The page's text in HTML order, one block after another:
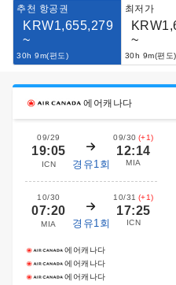
추천 항공권
KRW1,655,279
~
30h 9m(편도)
최저가
~
30h 9m(편도)
에어캐나다
09/29
19:05
ICN 경유1회
09/30 (+1)
12:14
MIA
10/30
07:20
MIA 경유1회
10/31 (+1)
17:25
ICN
에어캐나다
에어캐나다
에어캐나다